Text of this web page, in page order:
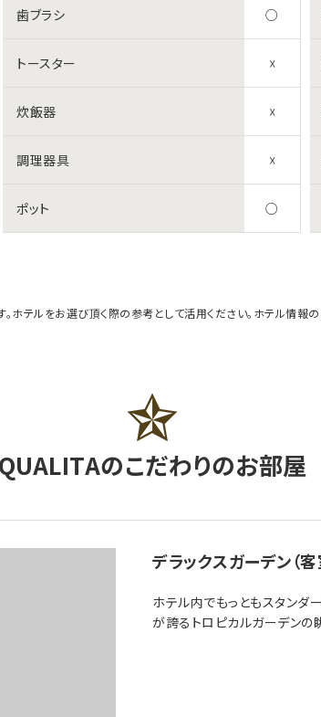
歯ブラシ ○
トースター ☓
炊飯器 ☓
調理器具 ☓
ポット ○
ホテルをお選び頂く際の参考として活用ください。ホテル情
QUALITAのこだわりのお部屋
デラックスガーデン（
ホテル内でもっともスタンダ
が誇るトロピカルガーデンの